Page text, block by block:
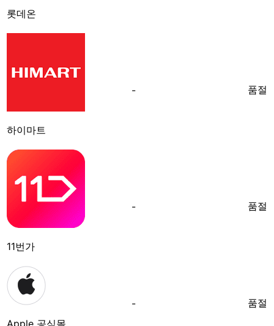
롯데온
하이마트
- 품절
11번가
- 품절
Apple 공식몰
- 품절